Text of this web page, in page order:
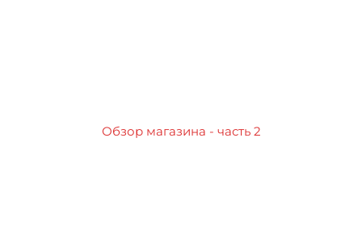
Обзор магазина - часть 2